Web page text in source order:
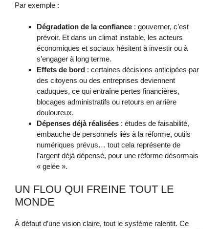
Par exemple :
Dégradation de la confiance : gouverner, c’est
prévoir. Et dans un climat instable, les acteurs
économiques et sociaux hésitent à investir ou à
s’engager à long terme.
Effets de bord : certaines décisions anticipées par
des citoyens ou des entreprises deviennent
caduques, ce qui entraîne pertes financières,
blocages administratifs ou retours en arrière
douloureux.
Dépenses déjà réalisées : études de faisabilité,
embauche de personnels liés à la réforme, outils
numériques prévus… tout cela représente de
l’argent déjà dépensé, pour une réforme désormais
« gelée ».
UN FLOU QUI FREINE TOUT LE
MONDE
À défaut d’une vision claire, tout le système ralentit. Ce